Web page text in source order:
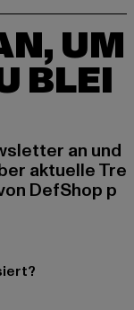
UM
BLEI
an und
aktuelle Tre
DefShop p